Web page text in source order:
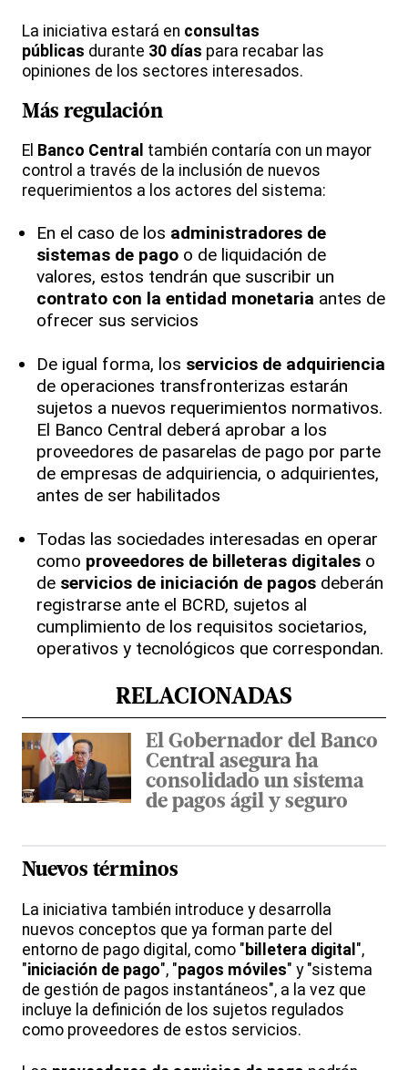
La iniciativa estará en consultas
públicas durante 30 días para recabar las
opiniones de los sectores interesados.
Más regulación
El Banco Central también contaría con un mayor
control a través de la inclusión de nuevos
requerimientos a los actores del sistema:
En el caso de los administradores de
sistemas de pago o de liquidación de
valores, estos tendrán que suscribir un
contrato con la entidad monetaria antes de
ofrecer sus servicios
De igual forma, los servicios de adquiriencia
de operaciones transfronterizas estarán
sujetos a nuevos requerimientos normativos.
El Banco Central deberá aprobar a los
proveedores de pasarelas de pago por parte
de empresas de adquiriencia, o adquirientes,
antes de ser habilitados
Todas las sociedades interesadas en operar
como proveedores de billeteras digitales o
de servicios de iniciación de pagos deberán
registrarse ante el BCRD, sujetos al
cumplimiento de los requisitos societarios,
operativos y tecnológicos que correspondan.
RELACIONADAS
El Gobernador del Banco
Central asegura ha
consolidado un sistema
de pagos ágil y seguro
Nuevos términos
La iniciativa también introduce y desarrolla
nuevos conceptos que ya forman parte del
entorno de pago digital, como " billetera digital ",
"iniciación de pago", "pagos móviles" y "sistema
de gestión de pagos instantáneos", a la vez que
incluye la definición de los sujetos regulados
como proveedores de estos servicios.